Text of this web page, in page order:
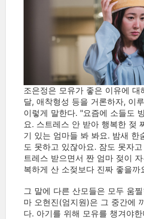
조은정은 모유가 좋은 이유에 대
달, 애착형성 등을 거론하자, 이
이렇게 말한다. "요즘에 소들도
요. 스트레스 안 받아 행복한 젖
기 있는 엄마들 봐 봐요. 밤새 한
도 못하고 있잖아요. 잠도 못자
트레스 받으면서 짠 엄마 젖이
복하게 산 소젖보다 진짜 좋을까
그 말에 다른 산모들은 모두 움
마 오현진(엄지원)은 그 중간에
다. 아기를 위해 모유를 챙겨야